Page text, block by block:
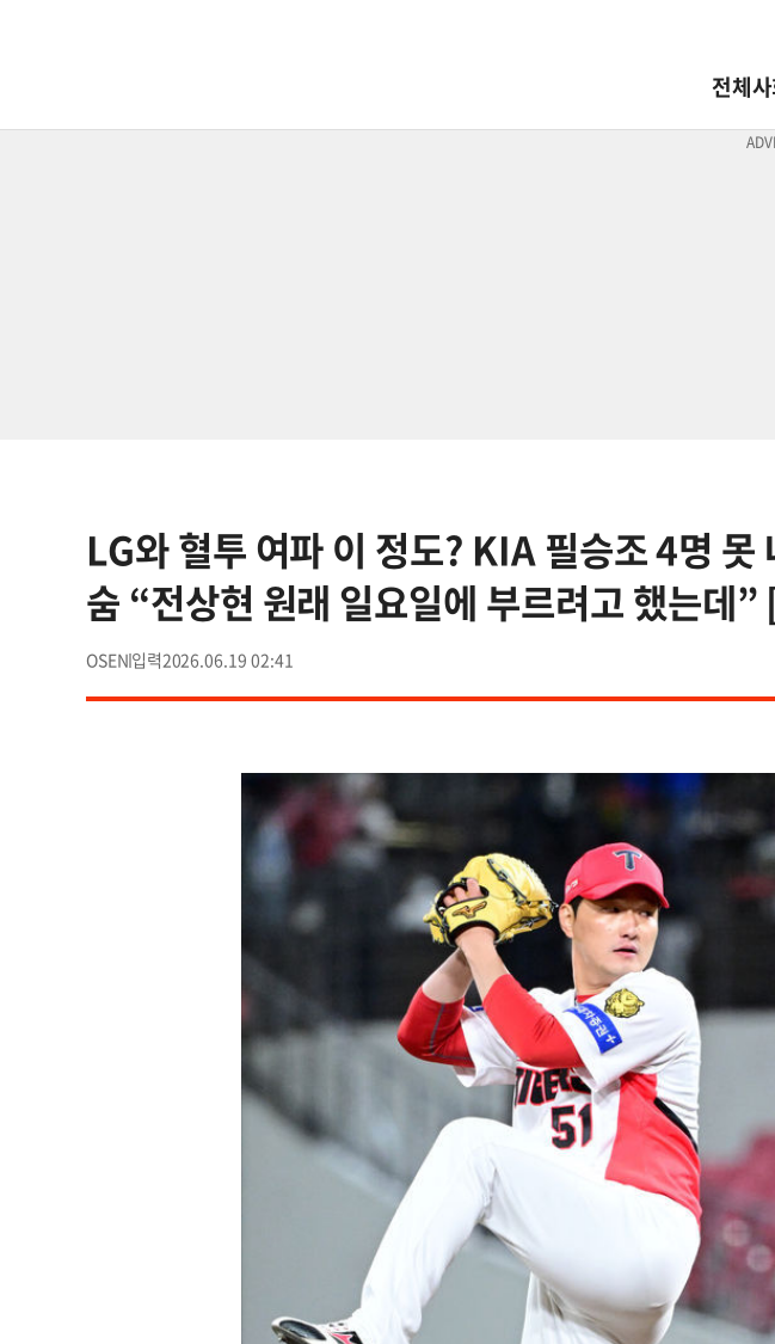
전체
LG와 혈투 여파 이 정도? KIA 필승조 4명
숨 “전상현 원래 일요일에 부르려고 했는데
OSEN 2026.06.19 02:41